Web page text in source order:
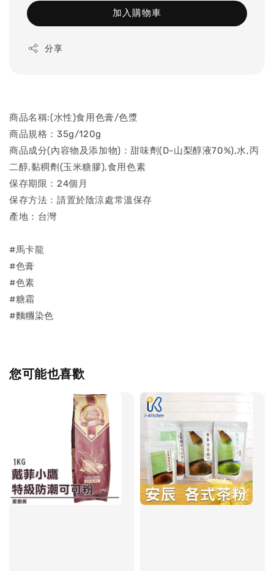
加入購物車
分享
商品名稱:(水性)食用色膏/色漿
商品規格：35g/120g
商品成分(內容物及添加物)：甜味劑(D-山梨醇液70%),水,丙
二醇,黏稠劑(玉米糖膠),食用色素
保存期限：24個月
保存方法：請置於陰涼處常溫保存
產地：台灣
#馬卡龍
#色膏
#色素
#糖霜
#麵糰染色
您可能也喜歡